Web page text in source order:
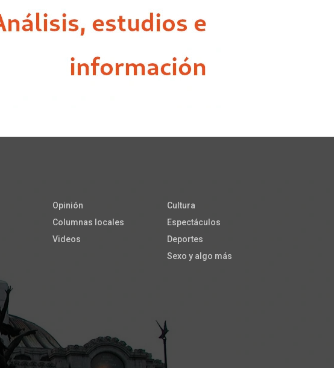
Opinión
Columnas locales
Videos
Cultura
Espectáculos
Deportes
Sexo y algo más